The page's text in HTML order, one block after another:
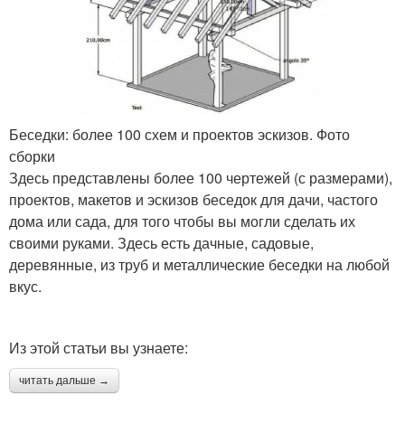
Беседки: более 100 схем и проектов эскизов. Фото
сборки
Здесь представлены более 100 чертежей (с размерами),
проектов, макетов и эскизов беседок для дачи, частого
дома или сада, для того чтобы вы могли сделать их
своими руками. Здесь есть дачные, садовые,
деревянные, из труб и металлические беседки на любой
вкус.
Из этой статьи вы узнаете:
читать дальше →